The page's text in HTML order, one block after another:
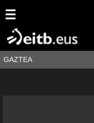
☰
GAZTEA